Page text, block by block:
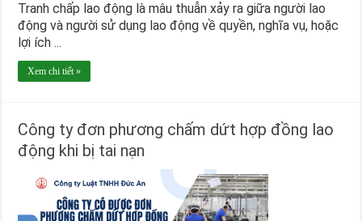
Tranh chấp lao động là mâu thuẫn xảy ra giữa người lao
động và người sử dụng lao động về quyền, nghĩa vụ, hoặc
lợi ích ...
Xem chi tiết »
Công ty đơn phương chấm dứt hợp đồng lao
động khi bị tai nạn